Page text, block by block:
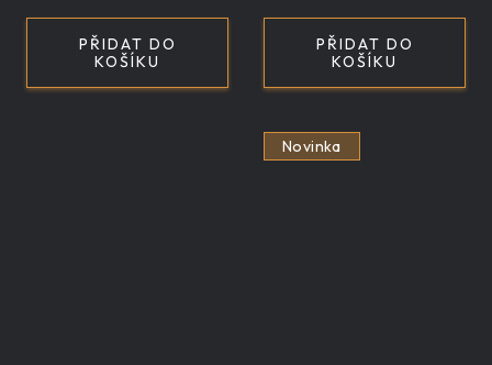
PŘIDAT DO
KOŠÍKU
PŘIDAT DO
KOŠÍKU
Novinka